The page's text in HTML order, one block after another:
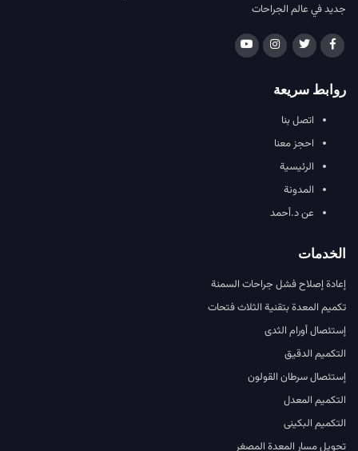
جديد في عالم الجراحات
روابط سريعة
اتصل بنا
احجز معنا
الرئيسية
المدونة
عن د.أحمد
الخدمات
إعادة إصلاح فشل جراحات السمنة
تكميم المعدة بتقنية الثلاث فتحات
إستئصال أورام الثدى
التكميم الدقيق
إستئصال سرطان القولون
التكميم المعدل
التكميم البكينى
تحويل مسار المعدة المصغر